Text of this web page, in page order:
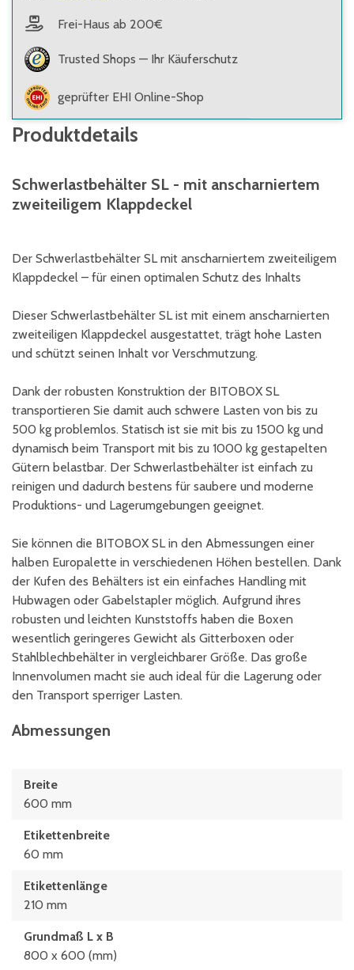
Frei-Haus ab 200€
Trusted Shops — Ihr Käuferschutz
geprüfter EHI Online-Shop
Produktdetails
Schwerlastbehälter SL - mit anscharniertem
zweiteiligem Klappdeckel
Der Schwerlastbehälter SL mit anscharniertem zweiteiligem
Klappdeckel – für einen optimalen Schutz des Inhalts
Dieser Schwerlastbehälter SL ist mit einem anscharnierten
zweiteiligen Klappdeckel ausgestattet, trägt hohe Lasten
und schützt seinen Inhalt vor Verschmutzung.
Dank der robusten Konstruktion der BITOBOX SL
transportieren Sie damit auch schwere Lasten von bis zu
500 kg problemlos. Statisch ist sie mit bis zu 1500 kg und
dynamisch beim Transport mit bis zu 1000 kg gestapelten
Gütern belastbar. Der Schwerlastbehälter ist einfach zu
reinigen und dadurch bestens für saubere und moderne
Produktions- und Lagerumgebungen geeignet.
Sie können die BITOBOX SL in den Abmessungen einer
halben Europalette in verschiedenen Höhen bestellen. Dank
der Kufen des Behälters ist ein einfaches Handling mit
Hubwagen oder Gabelstapler möglich. Aufgrund ihres
robusten und leichten Kunststoffs haben die Boxen
wesentlich geringeres Gewicht als Gitterboxen oder
Stahlblechbehälter in vergleichbarer Größe. Das große
Innenvolumen macht sie auch ideal für die Lagerung oder
den Transport sperriger Lasten.
Abmessungen
Breite
600 mm
Etikettenbreite
60 mm
Etikettenlänge
210 mm
Grundmaß L x B
800 x 600 (mm)